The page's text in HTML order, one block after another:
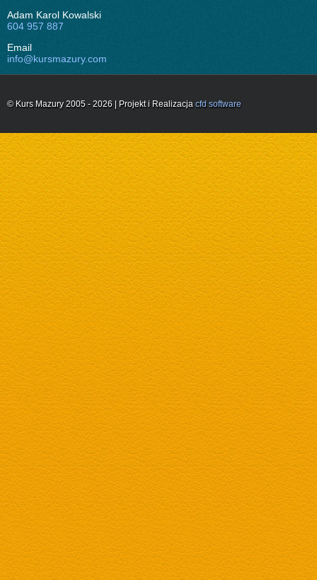
Adam Karol Kowalski
604 957 887
Email
info@kursmazury.com
© Kurs Mazury 2005 - 2026 | Projekt i Realizacja cfd software